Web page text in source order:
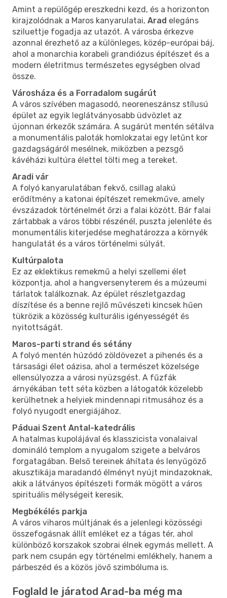
Amint a repülőgép ereszkedni kezd, és a horizonton
kirajzolódnak a Maros kanyarulatai, Arad elegáns
sziluettje fogadja az utazót. A városba érkezve
azonnal érezhető az a különleges, közép-európai báj,
ahol a monarchia korabeli grandiózus építészet és a
modern életritmus természetes egységben olvad
össze.
Városháza és a Forradalom sugárút
A város szívében magasodó, neoreneszánsz stílusú
épület az egyik leglátványosabb üdvözlet az
újonnan érkezők számára. A sugárút mentén sétálva
a monumentális paloták homlokzatai egy letűnt kor
gazdagságáról mesélnek, miközben a pezsgő
kávéházi kultúra élettel tölti meg a tereket.
Aradi vár
A folyó kanyarulatában fekvő, csillag alakú
erődítmény a katonai építészet remekműve, amely
évszázadok történelmét őrzi a falai között. Bár falai
zártabbak a város többi részénél, puszta jelenléte és
monumentális kiterjedése meghatározza a környék
hangulatát és a város történelmi súlyát.
Kultúrpalota
Ez az eklektikus remekmű a helyi szellemi élet
központja, ahol a hangversenyterem és a múzeumi
tárlatok találkoznak. Az épület részletgazdag
díszítése és a benne rejlő művészeti kincsek hűen
tükrözik a közösség kulturális igényességét és
nyitottságát.
Maros-parti strand és sétány
A folyó mentén húzódó zöldövezet a pihenés és a
társasági élet oázisa, ahol a természet közelsége
ellensúlyozza a városi nyüzsgést. A fűzfák
árnyékában tett séta közben a látogatók közelebb
kerülhetnek a helyiek mindennapi ritmusához és a
folyó nyugodt energiájához.
Páduai Szent Antal-katedrális
A hatalmas kupolájával és klasszicista vonalaival
domináló templom a nyugalom szigete a belváros
forgatagában. Belső tereinek áhítata és lenyűgöző
akusztikája maradandó élményt nyújt mindazoknak,
akik a látványos építészeti formák mögött a város
spirituális mélységeit keresik.
Megbékélés parkja
A város viharos múltjának és a jelenlegi közösségi
összefogásnak állít emléket ez a tágas tér, ahol
különböző korszakok szobrai élnek egymás mellett. A
park nem csupán egy történelmi emlékhely, hanem a
párbeszéd és a közös jövő szimbóluma is.
Foglald le járatod Arad-ba még ma